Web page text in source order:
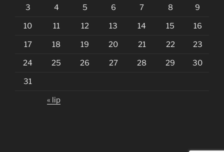
3 4 5 6 7 8 9
10 11 12 13 14 15 16
17 18 19 20 21 22 23
24 25 26 27 28 29 30
31
« lip